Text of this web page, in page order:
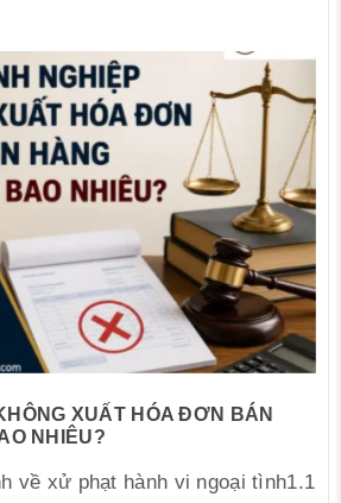
XUẤT HÓA ĐƠN BÁN
NHIÊU?
về xử phạt hành vi ngoại tình1.1